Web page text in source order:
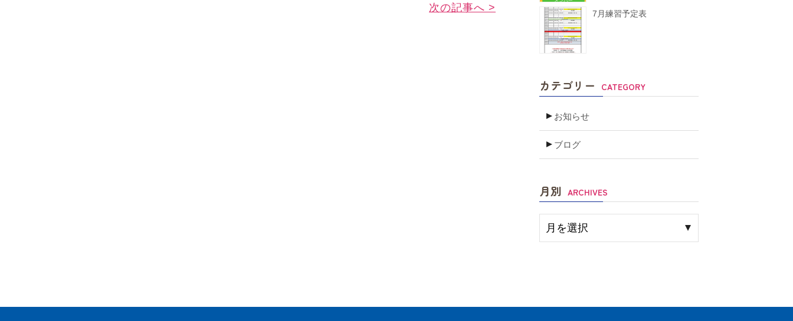
次の記事へ > 7月練習予定表
カテゴリー CATEGORY
お知らせ
ブログ
月別 ARCHIVES